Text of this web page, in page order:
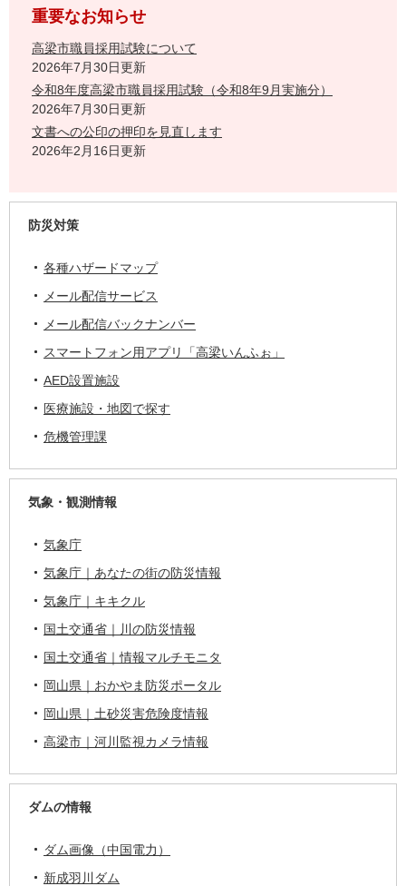
重要なお知らせ
高梁市職員採用試験について
2026年7月30日更新
令和8年度高梁市職員採用試験（令和8年9月実施分）
2026年7月30日更新
文書への公印の押印を見直します
2026年2月16日更新
防災対策
各種ハザードマップ
メール配信サービス
メール配信バックナンバー
スマートフォン用アプリ「高梁いんふぉ」
AED設置施設
医療施設・地図で探す
危機管理課
気象・観測情報
気象庁
気象庁｜あなたの街の防災情報
気象庁｜キキクル
国土交通省｜川の防災情報
国土交通省｜情報マルチモニタ
岡山県｜おかやま防災ポータル
岡山県｜土砂災害危険度情報
高梁市｜河川監視カメラ情報
ダムの情報
ダム画像（中国電力）
新成羽川ダム